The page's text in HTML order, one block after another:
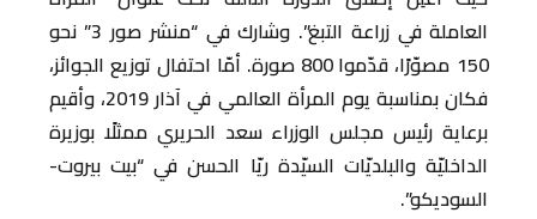
العاملة في زراعة التبغ”. وشارك في “منشر صور 3” نحو
150 مصوّرًا، قدّموا 800 صورة. أمّا احتفال توزيع الجوائز،
فكان بمناسبة يوم المرأة العالمي في آذار 2019، وأقيم
برعاية رئيس مجلس الوزراء سعد الحريري ممثلًا بوزيرة
الداخليّة والبلديّات السيّدة ريّا الحسن في “بيت بيروت-
السوديكو”.